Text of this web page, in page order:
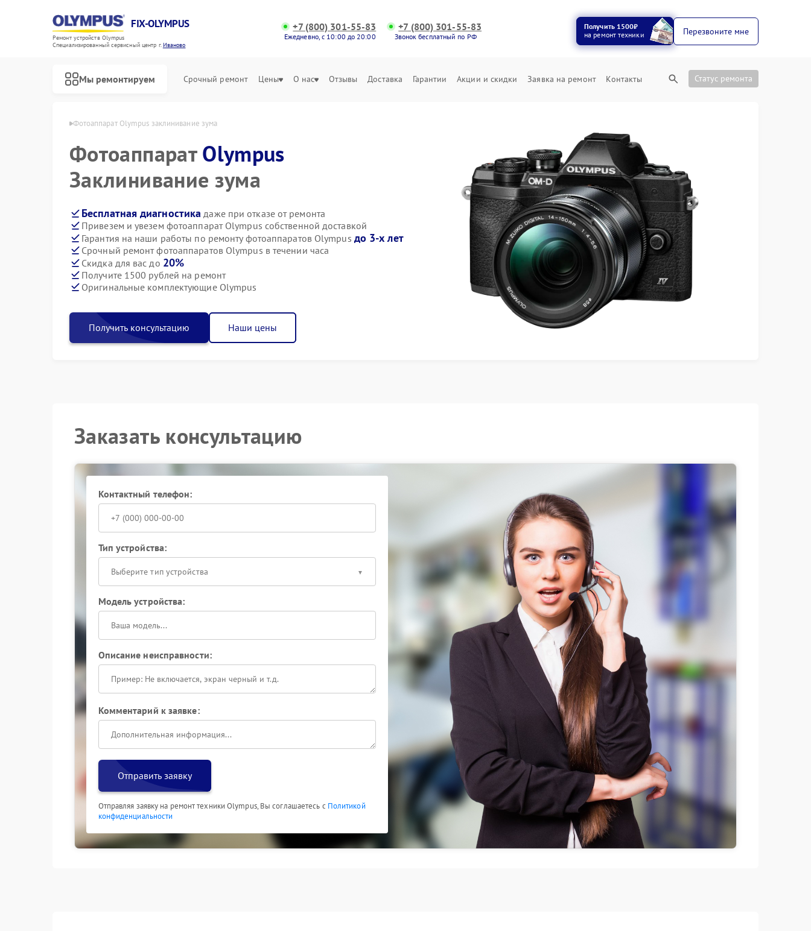
FIX-OLYMPUS
Ремонт устройств Olympus
Специализированный cервисный центр г.Иваново
+7 (800) 301-55-83
Ежедневно, с 10:00 до 20:00
+7 (800) 301-55-83
Звонок бесплатный по РФ
Получить 1500₽
на ремонт техники
Перезвоните мне
Мы ремонтируем Срочный ремонт Цены О нас Отзывы Доставка Гарантии Акции и скидки Заявка на ремонт Контакты Статус ремонта
Фотоаппарат Olympus заклинивание зума
ФотоаппаратOlympus
Заклинивание зума
Бесплатная диагностика даже при отказе от ремонта
Привезем и увезем фотоаппарат Olympus собственной доставкой
Гарантия на наши работы по ремонту фотоаппаратов Olympus до 3-х лет
Срочный ремонт фотоаппаратов Olympus в течении часа
Скидка для вас до 20%
Получите 1500 рублей на ремонт
Оригинальные комплектующие Olympus
Получить консультацию Наши цены
Заказать консультацию
Контактный телефон:
Тип устройства:
Выберите тип устройства
Модель устройства:
Описание неисправности:
Комментарий к заявке:
Отправить заявку
Отправляя заявку на ремонт техники Olympus, Вы соглашаетесь с Политикой
конфиденциальности